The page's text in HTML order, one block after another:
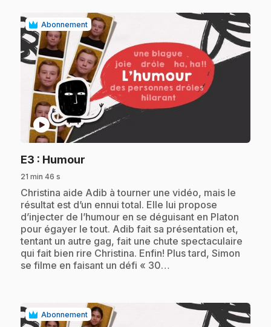
Abonnement
play_circle
E3 : Humour
21 min 46 s
.Christina aide Adib à tourner une vidéo, mais le
résultat est d’un ennui total. Elle lui propose
d’injecter de l’humour en se déguisant en Platon
pour égayer le tout. Adib fait sa présentation et,
tentant un autre gag, fait une chute spectaculaire
qui fait bien rire Christina. Enfin! Plus tard, Simon
se filme en faisant un défi « 30…
Abonnement